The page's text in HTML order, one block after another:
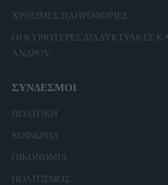
ΧΡΗΣΙΜΕΣ ΠΛΗΡΟΦΟΡΙΕΣ
ΟΙ ΚΥΡΙΟΤΕΡΕΣ ΔΙΑΔΥΚΤΥΑΚΕΣ
ΑΝΔΡΟΥ
ΣΥΝΔΕΣΜΟΙ
ΠΟΛΙΤΙΚΗ
ΚΟΙΝΩΝΙΑ
ΟΙΚΟΝΟΜΙΑ
ΠΟΛΙΤΙΣΜΟΣ